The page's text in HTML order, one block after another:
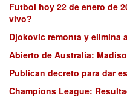
Futbol hoy 22 de enero de
vivo?
Djokovic remonta y elimina
Abierto de Australia:
Publican decreto para dar
Champions League: